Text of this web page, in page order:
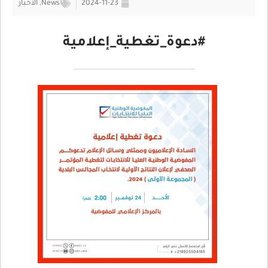
2024-11-23
News
, الأخبار
#دعوة_تغطية_إعلامية